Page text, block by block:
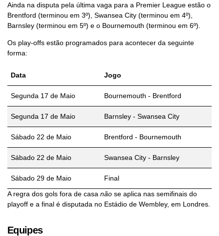
Ainda na disputa pela última vaga para a Premier League estão o
Brentford (terminou em 3º), Swansea City (terminou em 4º),
Barnsley (terminou em 5º) e o Bournemouth (terminou em 6º).
Os play-offs estão programados para acontecer da seguinte
forma:
Data Jogo
Segunda 17 de Maio Bournemouth - Brentford
Segunda 17 de Maio Barnsley - Swansea City
Sábado 22 de Maio Brentford - Bournemouth
Sábado 22 de Maio Swansea City - Barnsley
Sábado 29 de Maio
Final
A regra dos gols fora de casa não se aplica nas semifinais do
playoff e a final é disputada no Estádio de Wembley, em Londres.
Equipes